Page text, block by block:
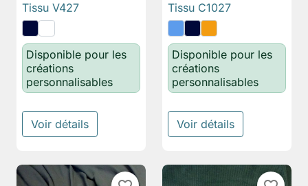
Tissu V427
Disponible pour les
créations
personnalisables
Voir détails
Tissu C1027
Disponible pour les
créations
personnalisables
Voir détails